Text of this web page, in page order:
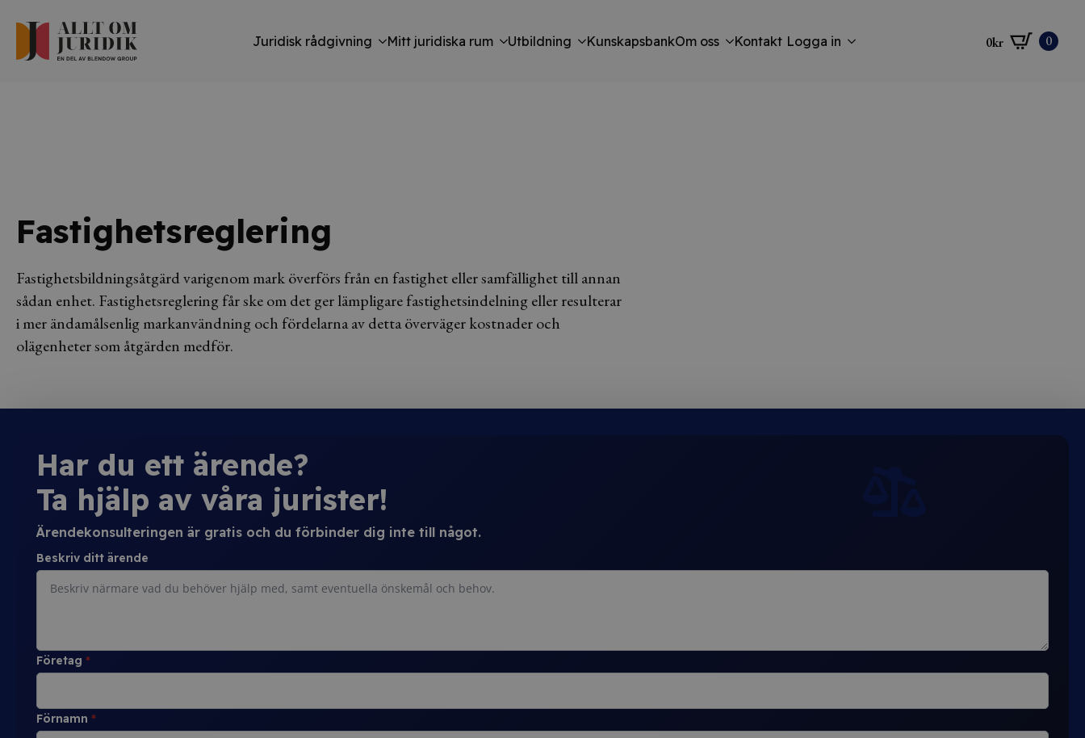
Juridisk rådgivning Mitt juridiska rum Utbildning KunskapsbankOm oss Kontakt Logga in 0kr 0
Fastighetsreglering
Fastighetsbildningsåtgärd varigenom mark överförs från en fastighet eller samfällighet till annan
sådan enhet. Fastighetsreglering får ske om det ger lämpligare fastighetsindelning eller resulterar
i mer ändamålsenlig markanvändning och fördelarna av detta överväger kostnader och
olägenheter som åtgärden medför.
Har du ett ärende?
Ta hjälp av våra jurister!
Ärendekonsulteringen är gratis och du förbinder dig inte till något.
Beskriv ditt ärende
Företag *
Förnamn *